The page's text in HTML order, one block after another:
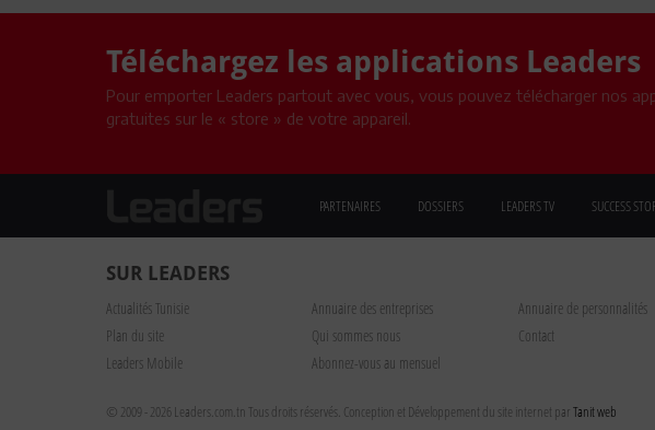
Téléchargez les applications Leaders
Pour emporter Leaders partout avec vous, vous pouvez télécharger nos
gratuites sur le « store » de votre appareil.
PARTENAIRES DOSSIERS LEADERS TV SUCCESS
SUR LEADERS
Actualités Tunisie Annuaire des entreprises
Annuaire de personnalités
Plan du site
Qui sommes nous
Contact
Leaders Mobile
Abonnez-vous au mensuel
© 2009 - 2026 Leaders.com.tn Tous droits réservés. Conception et Développement du site internet parTanit web